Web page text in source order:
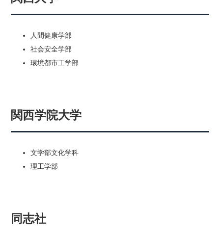
人間健康学部
社会安全学部
環境都市工学部
関西学院大学
文学部文化学科
理工学部
同志社